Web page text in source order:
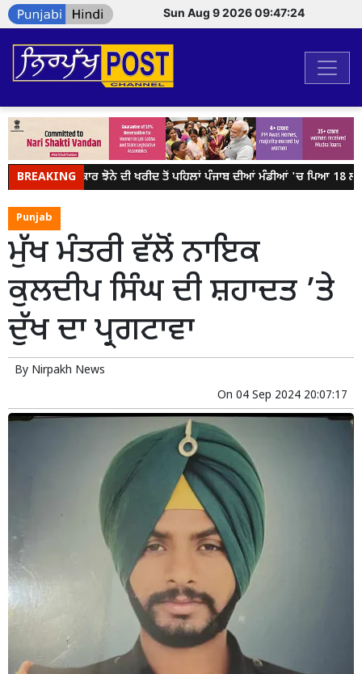
Sun Aug 9 2026 09:47:24
BREAKING
ਕੇਂਦਰ ਸਰਕਾਰ ਝੋਨੇ ਦੀ ਖਰੀਦ ਤੋਂ ਪਹਿਲਾਂ ਪੰਜਾਬ ਦੀਆਂ ਮੰਡੀਆਂ 'ਚ ਪਿਆ 18 ਲੱਖ
Punjab
ਮੁੱਖ ਮੰਤਰੀ ਵੱਲੋਂ ਨਾਇਕ
ਕੁਲਦੀਪ ਸਿੰਘ ਦੀ ਸ਼ਹਾਦਤ ’ਤੇ
ਦੁੱਖ ਦਾ ਪ੍ਰਗਟਾਵਾ
By Nirpakh News
On 04 Sep 2024 20:07:17